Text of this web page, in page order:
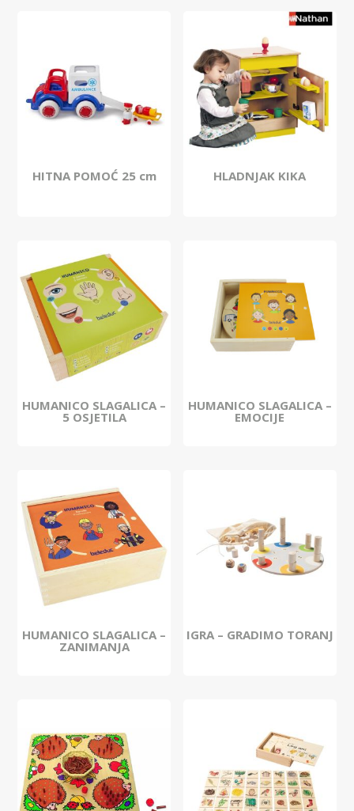
HITNA POMOĆ 25 cm HLADNJAK KIKA
HUMANICO SLAGALICA –
5 OSJETILA
HUMANICO SLAGALICA –
EMOCIJE
HUMANICO SLAGALICA –
ZANIMANJA
IGRA – GRADIMO TORANJ